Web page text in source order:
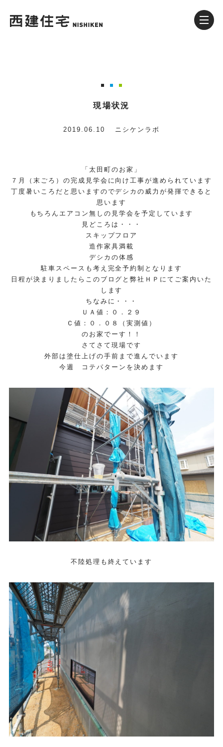
現場状況
2019.06.10 ニシケンラボ
「太田町のお家」
７月（末ごろ）の完成見学会に向け工事が進められています
丁度暑いころだと思いますのでデシカの威力が発揮できると
思います
もちろんエアコン無しの見学会を予定しています
見どころは・・・
スキップフロア
造作家具満載
デシカの体感
駐車スペースも考え完全予約制となります
日程が決まりましたらこのブログと弊社ＨＰにてご案内いた
します
ちなみに・・・
ＵＡ値：０．２９
Ｃ値：０．０８（実測値）
のお家でーす！！
さてさて現場です
外部は塗仕上げの手前まで進んでいます
今週 コテパターンを決めます
不陸処理も終えています